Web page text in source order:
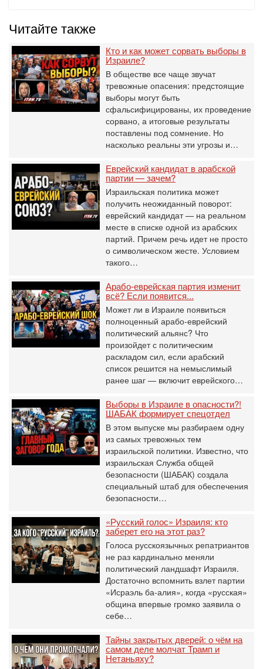
Читайте также
Кто и как может сорвать выборы в
Израиле?
В обществе все чаще звучат
тревожные опасения: предстоящие
выборы могут быть
сфальсифицированы, их проведение
сорвано, а итоговые результаты
поставлены под сомнение. Но
насколько реальны эти угрозы и…
Еврейский кандидат в арабской
партии — зачем?
Израильская политика может
получить неожиданный поворот:
еврейский кандидат — на реальном
месте в списке одной из арабских
партий. Причем речь идет не просто
о символическом жесте. Условием
такого…
Арабо-еврейская партия изменит
всё? Если появится...
Может ли в Израиле появиться
полноценный арабо-еврейский
политический альянс? Что
произойдет с политическим
раскладом сил, если арабский
список решится на немыслимый
ранее шаг — включит еврейского…
Выборы в Израиле в опасности?!
ШАБАК формирует спецотдел
В этом выпуске мы разбираем одну
из самых тревожных тем
израильской политики. Известно, что
израильская Служба общей
безопасности (ШАБАК) создала
специальный штаб для обеспечения
безопасности…
«Русский голос» Израиля: кто
заберет его на этот раз?
Голоса русскоязычных репатриантов
не раз кардинально меняли
политический ландшафт Израиля.
Достаточно вспомнить взлет партии
«Исраэль ба-алия», когда «русская»
община впервые громко заявила о
себе…
Тайны закрытых дверей: о чём на
самом деле молчат Трамп и
Нетаньяху?